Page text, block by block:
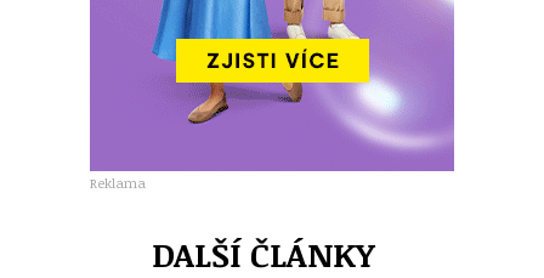
Reklama
DALŠÍ ČLÁNKY